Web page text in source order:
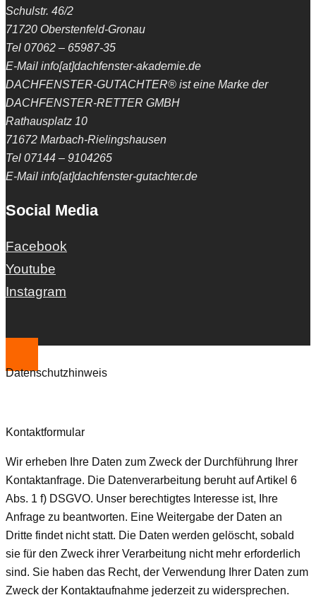
Schulstr. 46/2
71720 Oberstenfeld-Gronau
Tel 07062 – 65987-35
E-Mail info[at]dachfenster-akademie.de
DACHFENSTER-GUTACHTER® ist eine Marke der
DACHFENSTER-RETTER GMBH
Rathausplatz 10
71672 Marbach-Rielingshausen
Tel 07144 – 9104265
E-Mail info[at]dachfenster-gutachter.de
Social Media
Facebook
Youtube
Instagram
Datenschutzhinweis
Kontaktformular
Wir erheben Ihre Daten zum Zweck der Durchführung Ihrer
Kontaktanfrage. Die Datenverarbeitung beruht auf Artikel 6
Abs. 1 f) DSGVO. Unser berechtigtes Interesse ist, Ihre
Anfrage zu beantworten. Eine Weitergabe der Daten an
Dritte findet nicht statt. Die Daten werden gelöscht, sobald
sie für den Zweck ihrer Verarbeitung nicht mehr erforderlich
sind. Sie haben das Recht, der Verwendung Ihrer Daten zum
Zweck der Kontaktaufnahme jederzeit zu widersprechen.